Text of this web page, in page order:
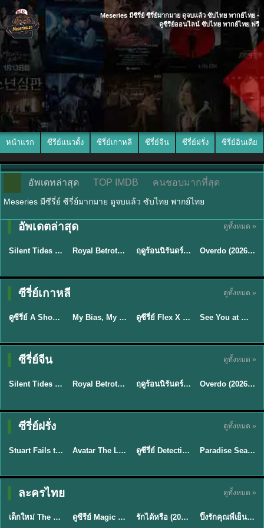
Meseries มีซีรี่ย์ ซีรี่ย์มากมาย ดูจบแล้ว ซับไทย พากย์ไทย -
ดูซีรีย์ออนไลน์ ซับไทย พากย์ไทย ฟรี
หน้าแรก ซีรีย์แนวตั้ง ซีรี่ย์เกาหลี ซีรี่ย์จีน ซีรี่ย์ฝรั่ง ซีรี่ย์อินเดีย
อัพเดทล่าสุด TOP IMDB คนชอบมากที่สุด
Meseries มีซีรี่ย์ ซีรี่ย์มากมาย ดูจบแล้ว ซับไทย พากย์ไทย
อัพเดตล่าสุด ดูทั้งหมด »
★9.5
พากย์ไทย
Silent Tides คลื่นลมลวง (2025) พากย์ไทย ซับไทย EP.1-31 ★9 Royal Betrothal (2026) สัญญาวิวาห์แห่งราชวงศ์ พากย์ไทย ซับไทย EP1-32 ★8.8 ฤดูร้อนนิรันดร์ (2026) Never-Ending Summer พากย์ไทย EP.1-29
ซับไทย
Overdo (2026) รักเกินแค้น พากย์ไทย ซับไทย EP1-33 (จบ)
ซีรี่ย์เกาหลี ดูทั้งหมด »
★8 EP.16
พากย์ไทย
TH EP. 16
ดูซีรี่ย์ A Shop for Killers 2 ร้านลับนักฆ่า ซีซัน 2 (2026) ซับไทย-พากย์ไทย My Bias, My Boss เมื่อเมนฉันเป็นประธานบริษัท (2026) พากย์ไทย ซับไทย EP.1-12 ★8 EP.16
Sub EP. 16 | TH
ดูซีรี่ย์ Flex X Cop คุณชายสายสืบ (2024) พากย์ไทย-ซับไทย EP.1-16 (จบ) ★9
ซับไทย | พากย์
Sub EP. 8 | TH
See You at Work Tomorrow! เจอกันที่ออฟฟิศพรุ่งนี้นะ พากย์ไทย
ซีรี่ย์จีน ดูทั้งหมด »
★9.5
พากย์ไทย
Silent Tides คลื่นลมลวง (2025) พากย์ไทย ซับไทย EP.1-31 ★9 Royal Betrothal (2026) สัญญาวิวาห์แห่งราชวงศ์ พากย์ไทย ซับไทย EP1-32 ★8.8 ฤดูร้อนนิรันดร์ (2026) Never-Ending Summer พากย์ไทย EP.1-29
ซับไทย
Overdo (2026) รักเกินแค้น พากย์ไทย ซับไทย EP1-33 (จบ)
ซีรี่ย์ฝรั่ง ดูทั้งหมด »
★8.8 EP.2
พากย์ไทย
TH EP. 2
Stuart Fails to Save the Universe (2026) สจ๊วตล่มแผนกู้จักรวาล พากย์ไทย EP1-10 ★7.8 EP.7Avatar The Last Airbender 2 เณรน้อยเจ้าอภินิหาร พากย์ไทย EP.9ดูซีรี่ย์ Detective Hole (2026) พากย์ไทย HD ฟรี อัปเดตล่าสุด Netflix EP.8
พากย์ไทย
Paradise Season 2 (2026) พากย์ไทย EP1-8 ดูซีรี่ย์ฝรั่ง HD ครบทุกตอน
ละครไทย ดูทั้งหมด »
★ 8 EP.6
พากย์ไทย
เด็กใหม่ The Reset 2026 EP1-6 พากย์ไทย ดูซีรี่ย์ Netflix ล่าสุด HD ดูซีรีย์ Magic Move (2026) ทำนายทายรัก Thai EP.1-10 HD รักได้หรือ (2026) YOUNG Let's Begin Again พากย์ไทย EP.1-19 ★8
พากย์ไทย
ปิ๊งรักคุณพี่เย็นชา (2026) Frozen Valentine EP.1-10 (จบ)